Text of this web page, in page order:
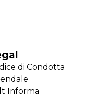
di Condotta
Informa